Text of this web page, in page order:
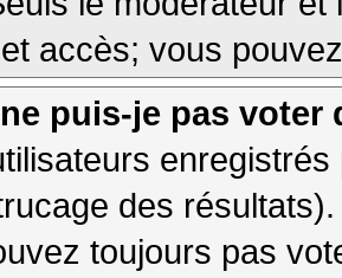
accès; vous
puis-je pas voter
des
toujours pas